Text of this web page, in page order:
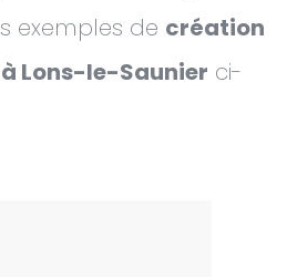
exemples de création
Lons-le-Saunier ci-